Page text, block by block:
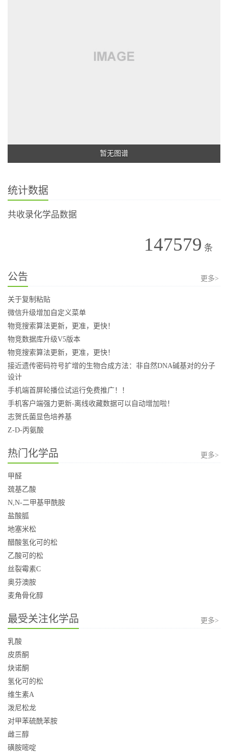
暂无图谱
统计数据
共收录化学品数据
147579 条
公告 更多>
关于复制粘贴
微信升级增加自定义菜单
物竞搜索算法更新，更准，更快！
物竞数据库升级V5版本
物竞搜索算法更新，更准，更快！
接近遗传密码符号扩增的生物合成方法：非自然DNA碱基对的分子
设计
手机端首屏轮播位试运行免费推广！！
手机客户端强力更新-离线收藏数据可以自动增加啦！
志贺氏菌显色培养基
Z-D-丙氨酸
热门化学品 更多>
甲醛
巯基乙酸
N,N-二甲基甲酰胺
盐酸胍
地塞米松
醋酸氢化可的松
乙酸可的松
丝裂霉素C
奥芬澳胺
麦角骨化醇
最受关注化学品 更多>
乳酸
皮质酮
炔诺酮
氢化可的松
维生素A
泼尼松龙
对甲苯硫酰苯胺
雌三醇
磺胺嘧啶